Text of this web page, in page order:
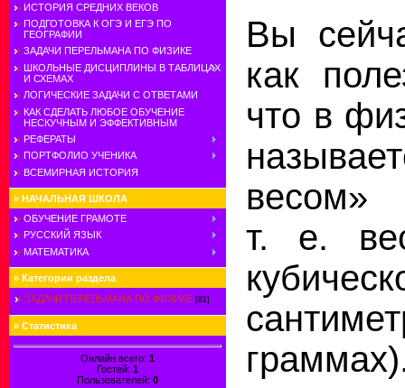
ИСТОРИЯ СРЕДНИХ ВЕКОВ
ПОДГОТОВКА К ОГЭ И ЕГЭ ПО
ГЕОГРАФИИ
ЗАДАЧИ ПЕРЕЛЬМАНА ПО ФИЗИКЕ
ШКОЛЬНЫЕ ДИСЦИПЛИНЫ В ТАБЛИЦАХ
И СХЕМАХ
ЛОГИЧЕСКИЕ ЗАДАЧИ С ОТВЕТАМИ
КАК СДЕЛАТЬ ЛЮБОЕ ОБУЧЕНИЕ
НЕСКУЧНЫМ И ЭФФЕКТИВНЫМ
РЕФЕРАТЫ
ПОРТФОЛИО УЧЕНИКА
ВСЕМИРНАЯ ИСТОРИЯ
» НАЧАЛЬНАЯ ШКОЛА
ОБУЧЕНИЕ ГРАМОТЕ
РУССКИЙ ЯЗЫК
МАТЕМАТИКА
» Категории раздела
ЗАДАЧИ ПЕРЕЛЬМАНА ПО ФИЗИКЕ [81]
» Статистика
Онлайн всего: 1
Гостей: 1
Пользователей: 0
Вы
как
что в
т. е.